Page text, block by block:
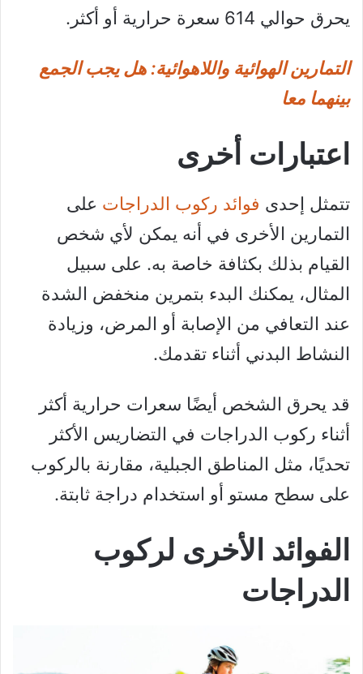
يحرق حوالي 614 سعرة حرارية أو أكثر.
التمارين الهوائية واللاهوائية: هل يجب الجمع
بينهما معا
اعتبارات أخرى
تتمثل إحدى فوائد ركوب الدراجات على
التمارين الأخرى في أنه يمكن لأي شخص
القيام بذلك بكثافة خاصة به. على سبيل
المثال، يمكنك البدء بتمرين منخفض الشدة
عند التعافي من الإصابة أو المرض، وزيادة
النشاط البدني أثناء تقدمك.
قد يحرق الشخص أيضًا سعرات حرارية أكثر
أثناء ركوب الدراجات في التضاريس الأكثر
تحديًا، مثل المناطق الجبلية، مقارنة بالركوب
على سطح مستو أو استخدام دراجة ثابتة.
الفوائد الأخرى لركوب
الدراجات